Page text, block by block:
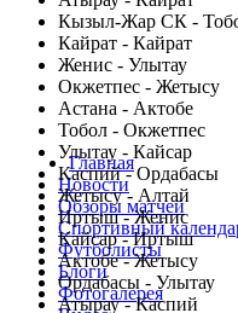
Кызыл-Жар СК -
Кайрат - Кайрат
Женис - Улытау
Окжетпес - Жетысу
Астана - Актобе
Тобол - Окжетпес
Улытау - Кайсар
Каспий - Ордабасы
Жетысу - Алтай
Иртыш - Женис
Кайсар - Иртыш
Актобе - Жетысу
Ордабасы - Улытау
Атырау - Каспий
Главная
Новости
Обзоры матчей
Спортивный
Футболисты
Блоги
Фотогалерея